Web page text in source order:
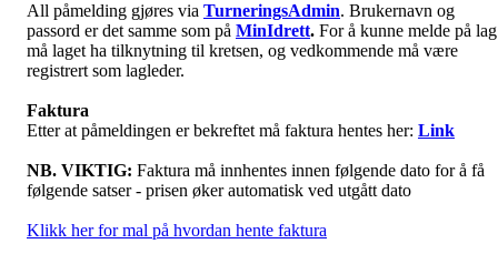
All påmelding gjøres via TurneringsAdmin. Brukernavn og
passord er det samme som på MinIdrett. For å kunne melde på lag
må laget ha tilknytning til kretsen, og vedkommende må være
registrert som lagleder.
Faktura
Etter at påmeldingen er bekreftet må faktura hentes her: Link
NB. VIKTIG: Faktura må innhentes innen følgende dato for å få
følgende satser - prisen øker automatisk ved utgått dato
Klikk her for mal på hvordan hente faktura